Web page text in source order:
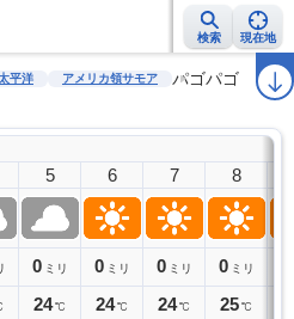
検索 現在地
情報 警報・注意報 2週間天気 ラ
平洋 アメリカ領サモア パゴパゴ
5
0 ミリ
24℃
6
0 ミリ
24℃
7
0 ミリ
24℃
8
0 ミリ
25℃